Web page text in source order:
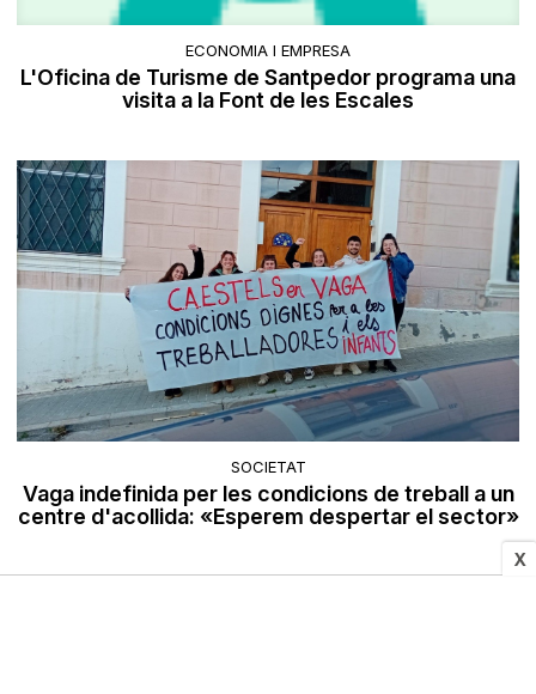
X
ECONOMIA I EMPRESA
L'Oficina de Turisme de Santpedor programa una
visita a la Font de les Escales
SOCIETAT
Vaga indefinida per les condicions de treball a un
centre d'acollida: «Esperem despertar el sector»